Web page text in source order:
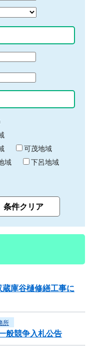
可茂地域
域
下呂地域
蔵庫谷樋修繕工事に
所
般競争入札公告